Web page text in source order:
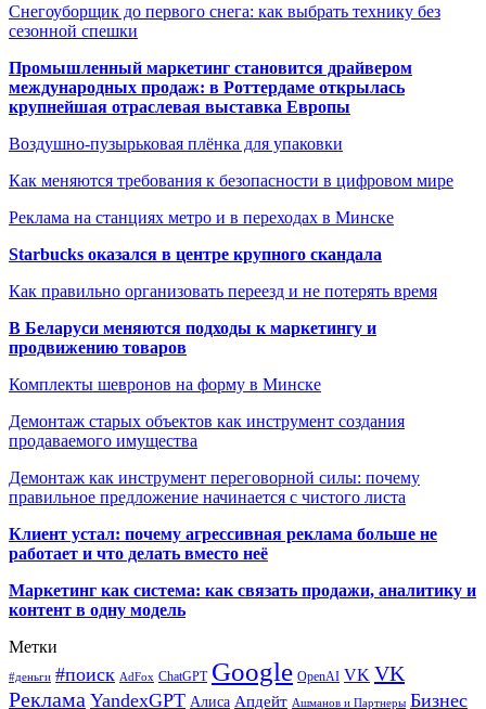
Снегоуборщик до первого снега: как выбрать технику без
сезонной спешки
Промышленный маркетинг становится драйвером
международных продаж: в Роттердаме открылась
крупнейшая отраслевая выставка Европы
Воздушно-пузырьковая плёнка для упаковки
Как меняются требования к безопасности в цифровом мире
Реклама на станциях метро и в переходах в Минске
Starbucks оказался в центре крупного скандала
Как правильно организовать переезд и не потерять время
В Беларуси меняются подходы к маркетингу и
продвижению товаров
Комплекты шевронов на форму в Минске
Демонтаж старых объектов как инструмент создания
продаваемого имущества
Демонтаж как инструмент переговорной силы: почему
правильное предложение начинается с чистого листа
Клиент устал: почему агрессивная реклама больше не
работает и что делать вместо неё
Маркетинг как система: как связать продажи, аналитику и
контент в одну модель
Метки
#деньги #поиск AdFox ChatGPT Google OpenAI VK VK
Реклама YandexGPT Алиса Апдейт Ашманов и Партнеры Бизнес